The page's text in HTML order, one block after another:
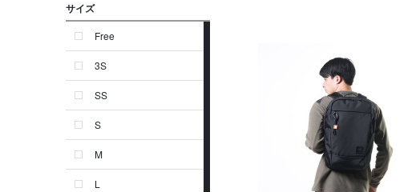
オレンジ系
シルバー系
ゴールド系
その他
イニシャル
OTHERS
サイズ
Free
3S
SS
S
M
L